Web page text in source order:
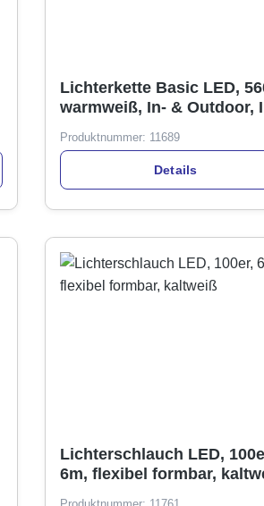
Lichterkette Basic LED,
warmweiß, In- &
Produktnummer: 11689
Details
Lichterschlauch LED,
6m, flexibel formbar,